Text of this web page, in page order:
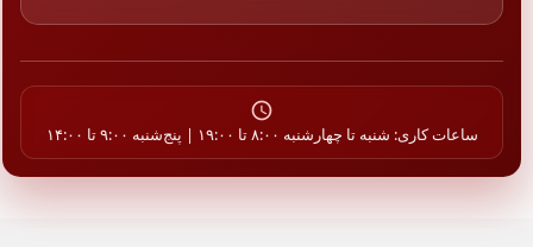
ساعات کاری: شنبه تا چهارشنبه ۸:۰۰ تا ۱۹:۰۰ | پنج‌شنبه ۹:۰۰ تا ۱۴:۰۰